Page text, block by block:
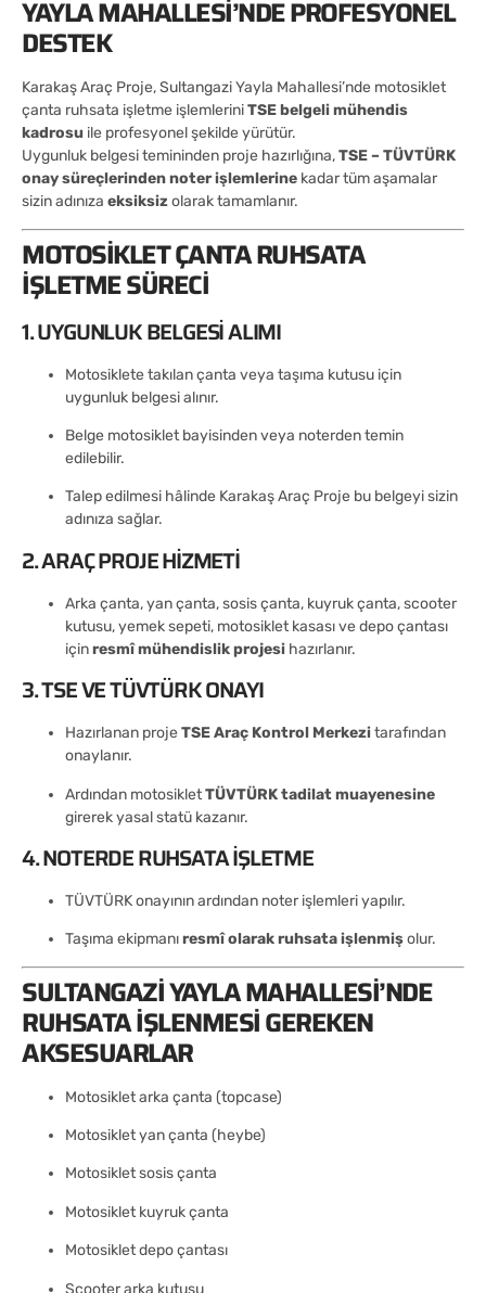
YAYLA MAHALLESI’NDE PROFESYONEL
DESTEK
Karakaş Araç Proje, Sultangazi Yayla Mahallesi’nde motosiklet
çanta ruhsata işletme işlemleriniTSE belgeli mühendis
kadrosu ile profesyonel şekilde yürütür.
Uygunluk belgesi temininden proje hazırlığına,TSE – TÜVTÜRK
onay süreçlerinden noter işlemlerine kadar tüm aşamalar
sizin adınıza eksiksizolarak tamamlanır.
MOTOSIKLET ÇANTA RUHSATA
İŞLETME SÜRECI
1. UYGUNLUK BELGESI ALIMI
Motosiklete takılan çanta veya taşıma kutusu için
uygunluk belgesi alınır.
Belge motosiklet bayisinden veya noterden temin
edilebilir.
Talep edilmesi hâlinde Karakaş Araç Proje bu belgeyi sizin
adınıza sağlar.
2. ARAÇ PROJE HIZMETI
Arka çanta, yan çanta, sosis çanta, kuyruk çanta, scooter
kutusu, yemek sepeti, motosiklet kasası ve depo çantası
içinresmî mühendislik projesi hazırlanır.
3. TSE VE TÜVTÜRK ONAYI
Hazırlanan projeTSE Araç Kontrol Merkezitarafından
onaylanır.
Ardından motosikletTÜVTÜRK tadilat muayenesine
girerek yasal statü kazanır.
4. NOTERDE RUHSATA İŞLETME
TÜVTÜRK onayının ardından noter işlemleri yapılır.
Taşıma ekipmanıresmî olarak ruhsata işlenmişolur.
SULTANGAZI YAYLA MAHALLESI’NDE
RUHSATA İŞLENMESI GEREKEN
AKSESUARLAR
Motosiklet arka çanta (topcase)
Motosiklet yan çanta (heybe)
Motosiklet sosis çanta
Motosiklet kuyruk çanta
Motosiklet depo çantası
Scooter arka kutusu